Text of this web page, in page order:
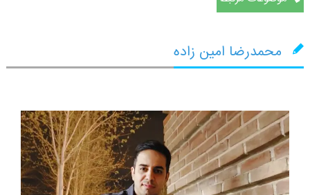
محمدرضا امین زاده